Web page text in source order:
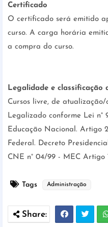
Certificado
O certificado será emitido
curso. A carga horária
a compra do curso.
Legalidade e classificação
Cursos livre, de
Legalizado conforme Lei n°
Educação Nacional. Artigo
Federal. Decreto
CNE n° 04/99 - MEC Artigo
Tags Administração